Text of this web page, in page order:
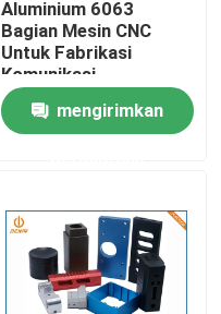
Aluminium 6063
Bagian Mesin CNC
Untuk Fabrikasi
Komunikasi
mengirimkan